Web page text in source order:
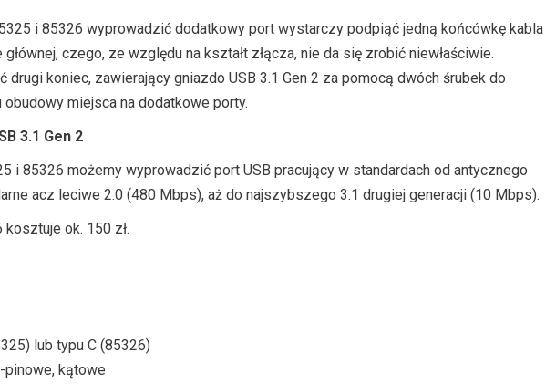
i 85326 wyprowadzić dodatkowy port wystarczy podpiąć jedną końcówkę kabla
głównej, czego, ze względu na kształt złącza, nie da się zrobić niewłaściwie.
koniec, zawierający gniazdo USB 3.1 Gen 2 za pomocą dwóch śrubek do
miejsca na dodatkowe porty.
3.1 Gen 2
i 85326 możemy wyprowadzić port USB pracujący w standardach od antycznego
acz leciwe 2.0 (480 Mbps), aż do najszybszego 3.1 drugiej generacji (10 Mbps).
ok. 150 zł.
lub typu C (85326)
pinowe, kątowe